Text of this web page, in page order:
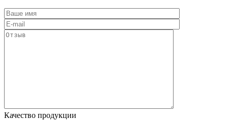
Качество продукции